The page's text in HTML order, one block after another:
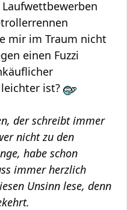
mir im Traum nicht
einen Fuzzi
ist?
der schreibt immer
nicht zu den
habe schon
immer herzlich
Unsinn lese, denn